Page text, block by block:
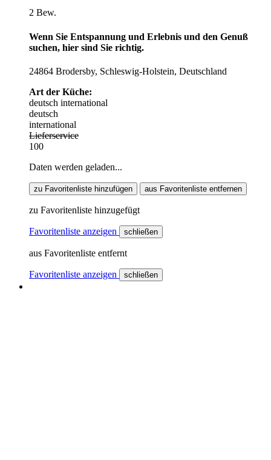
2 Bew.
Wenn Sie Entspannung und Erlebnis und den Genuß
suchen, hier sind Sie richtig.
24864 Brodersby, Schleswig-Holstein, Deutschland
Art der Küche:
deutsch international
deutsch
international
Lieferservice
100
Daten werden geladen...
zu Favoritenliste hinzufügen aus Favoritenliste entfernen
zu Favoritenliste hinzugefügt
Favoritenliste anzeigen schließen
aus Favoritenliste entfernt
Favoritenliste anzeigen schließen